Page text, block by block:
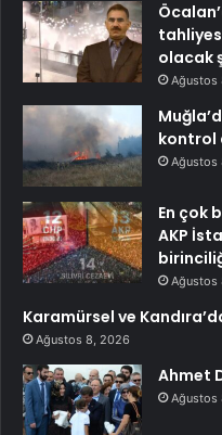
olacak
Ağustos
kontrol
Ağustos
En çok
AKP
Ağustos
Karamürsel ve
Ağustos 8, 2026
Ahmet
Ağustos